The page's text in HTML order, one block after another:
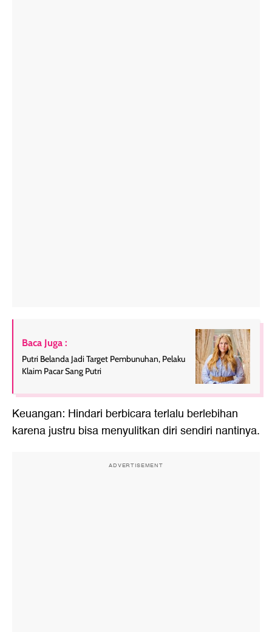
Baca Juga :
Putri Belanda Jadi Target Pembunuhan, Pelaku
Klaim Pacar Sang Putri
Keuangan: Hindari berbicara terlalu berlebihan
karena justru bisa menyulitkan diri sendiri nantinya.
ADVERTISEMENT